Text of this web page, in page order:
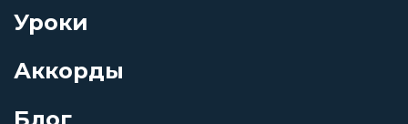
Гонщик
АукцЫон — Возле меня: аккорды для гитары
Перейти
Уроки
Аккорды